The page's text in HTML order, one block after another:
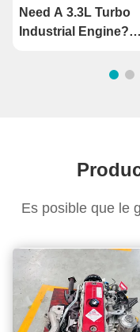
Need A 3.3L Turbo
Industrial Engine?
Assembly Ready
Es posible que le